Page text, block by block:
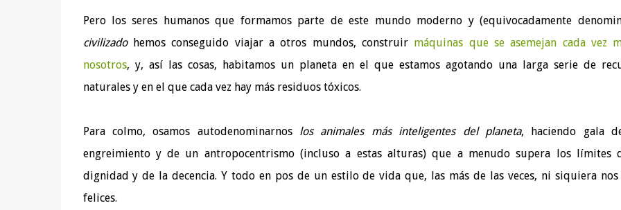
Pero los seres humanos que formamos parte de este mundo moderno y (equivocadamente
civilizado hemos conseguido viajar a otros mundos, construir máquinas que se asemejan cada vez
nosotros, y, así las cosas, habitamos un planeta en el que estamos agotando una larga serie de
naturales y en el que cada vez hay más residuos tóxicos.
Para colmo, osamos autodenominarnos los animales más inteligentes del planeta, haciendo gala
engreimiento y de un antropocentrismo (incluso a estas alturas) que a menudo supera los límites
dignidad y de la decencia. Y todo en pos de un estilo de vida que, las más de las veces, ni siquiera nos
felices.